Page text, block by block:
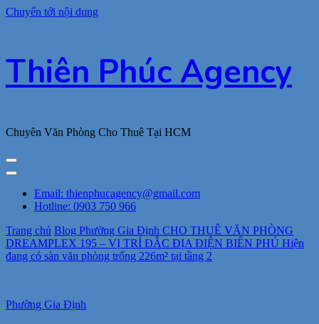
Chuyển tới nội dung
Thiên Phúc Agency
Chuyên Văn Phòng Cho Thuê Tại HCM
Email: thienphucagency@gmail.com
Hotline: 0903 750 966
Trang chủ Blog Phường Gia Định CHO THUÊ VĂN PHÒNG
DREAMPLEX 195 – VỊ TRÍ ĐẮC ĐỊA ĐIỆN BIÊN PHỦ Hiện
đang có sàn văn phòng trống 226m² tại tầng 2
Phường Gia Định